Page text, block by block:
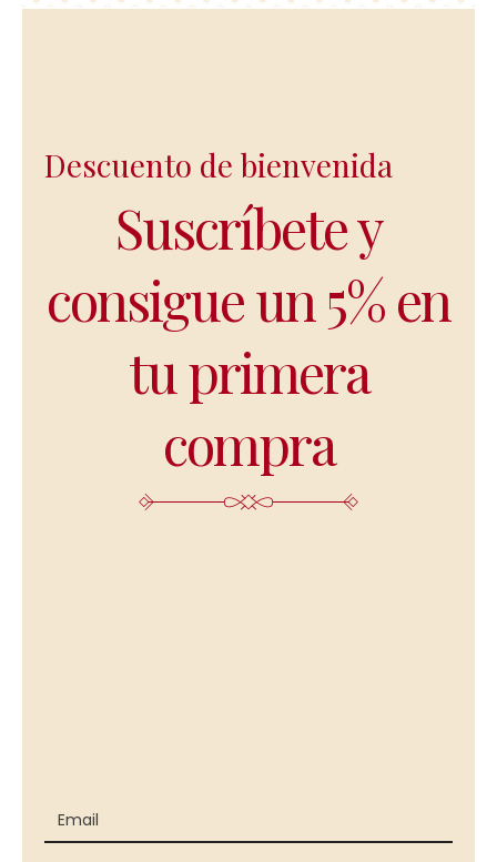
Descuento de bienvenida
Suscríbete y
consigue un 5% en
tu primera
compra